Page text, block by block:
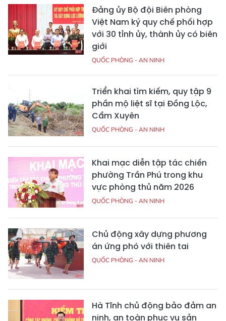
Đảng ủy Bộ đội Biên phòng
Việt Nam ký quy chế phối hợp
với 30 tỉnh ủy, thành ủy có biên
giới
QUỐC PHÒNG - AN NINH
Triển khai tìm kiếm, quy tập 9
phần mộ liệt sĩ tại Đồng Lộc,
Cẩm Xuyên
QUỐC PHÒNG - AN NINH
Khai mạc diễn tập tác chiến
phường Trần Phú trong khu
vực phòng thủ năm 2026
QUỐC PHÒNG - AN NINH
Chủ động xây dựng phương
án ứng phó với thiên tai
QUỐC PHÒNG - AN NINH
Hà Tĩnh chủ động bảo đảm an
ninh, an toàn phục vụ sản